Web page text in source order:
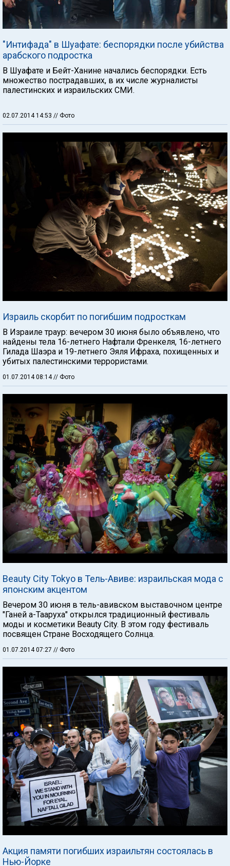
"Интифада" в Шуафате: беспорядки после убийства
арабского подростка
В Шуафате и Бейт-Ханине начались беспорядки. Есть
множество пострадавших, в их числе журналисты
палестинских и израильских СМИ.
02.07.2014 14:53 // Фото
Израиль скорбит по погибшим подросткам
В Израиле траур: вечером 30 июня было объявлено, что
найдены тела 16-летнего Нафтали Френкеля, 16-летнего
Гилада Шаэра и 19-летнего Эяля Ифраха, похищенных и
убитых палестинскими террористами.
01.07.2014 08:14// Фото
Beauty City Tokyo в Тель-Авиве: израильская мода с
японским акцентом
Вечером 30 июня в тель-авивском выставочном центре
"Ганей а-Тааруха" открылся традиционный фестиваль
моды и косметики Beauty City. В этом году фестиваль
посвящен Стране Восходящего Солнца.
01.07.2014 07:27 // Фото
Акция памяти погибших израильтян состоялась в
Нью-Йорке